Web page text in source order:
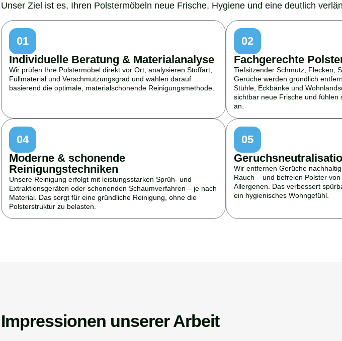
Unser Ziel ist es, Ihren Polstermöbeln neue Frische, Hygiene und eine deutlich
01
Individuelle Beratung & Materialanalyse
Wir prüfen Ihre Polstermöbel direkt vor Ort, analysieren Stoffart,
Füllmaterial und Verschmutzungsgrad und wählen darauf
basierend die optimale, materialschonende Reinigungsmethode.
02
Fachgerechte
Tiefsitzender Schmutz, Flecken,
Gerüche werden gründlich
Stühle, Eckbänke und
sichtbar neue Frische und fühlen
an.
04
Moderne & schonende
Reinigungstechniken
Unsere Reinigung erfolgt mit leistungsstarken Sprüh- und
Extraktionsgeräten oder schonenden Schaumverfahren – je nach
Material. Das sorgt für eine gründliche Reinigung, ohne die
Polsterstruktur zu belasten.
05
Wir entfernen Gerüche
Rauch – und befreien Polster
Allergenen. Das verbessert
ein hygienisches Wohngefühl.
Impressionen unserer Arbeit